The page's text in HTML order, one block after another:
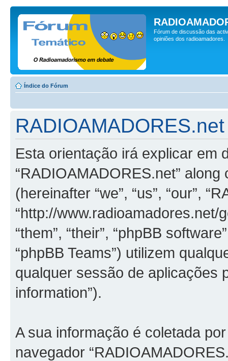
Fórum de discussão das
opiniões dos radioamadores.
Índice do Fórum
Esta orientação irá explicar em
“RADIOAMADORES.net”
(hereinafter “we”, “us”, “our”,
“http://www.radioamadores.net/
“them”, “their”, “phpBB
“phpBB Teams”) utilizem
qualquer sessão de aplicações
information”).
A sua informação é coletada
navegador